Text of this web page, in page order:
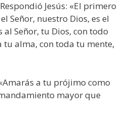
Jesús: «El primero
Señor, nuestro Dios, es el
al Señor, tu Dios, con todo
tu alma, con toda tu mente,
a tu prójimo como
mayor que